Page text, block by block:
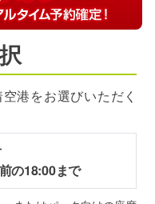
港をお選びいただく
の18:00まで